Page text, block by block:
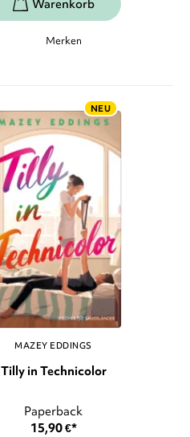
Merken
NEU
MAZEY EDDINGS
Tilly in Technicolor
Paperback
15,90€*